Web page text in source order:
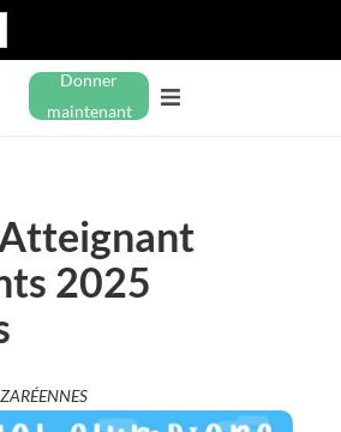
Donner
maintenant
2025